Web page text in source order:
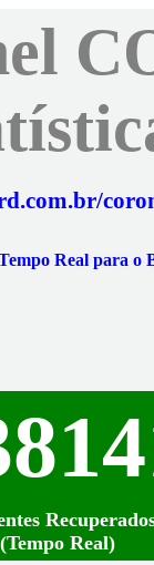
Real para o
(Tempo Real)